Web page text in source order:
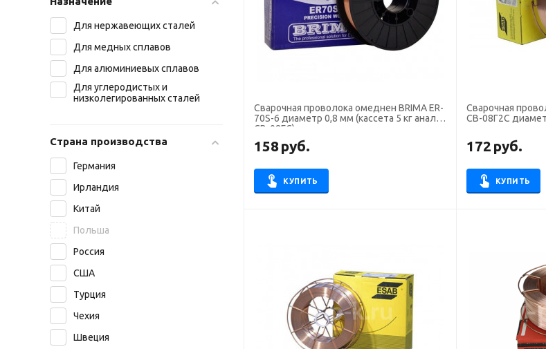
Сварочная проволока омеднен BRIMA ER-
70S-6 диаметр 0,8 мм (кассета 5 кг аналог
СВ-08ГС)
158руб.
КУПИТЬ
Сварочная
СВ-08Г2С
172 руб.
КУПИТЬ
Для нержавеющих сталей
Для медных сплавов
Для алюминиевых сплавов
Для углеродистых и
низколегированных сталей
Страна производства
Германия
Ирландия
Китай
Польша
Россия
США
Турция
Чехия
Швеция